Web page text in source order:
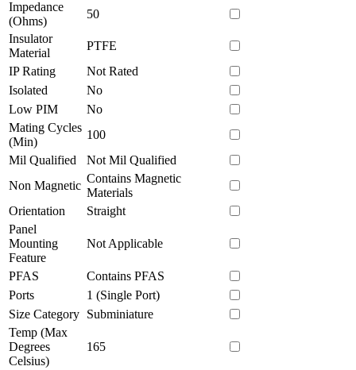
Impedance
(Ohms)
50
Insulator
Material
PTFE
IP Rating
Not Rated
Isolated
No
Low PIM
No
Mating Cycles
(Min)
100
Mil Qualified
Not Mil Qualified
Non Magnetic
Contains Magnetic
Materials
Orientation
Straight
Panel
Mounting
Feature
Not Applicable
PFAS
Contains PFAS
Ports
1 (Single Port)
Size Category Subminiature
Temp (Max
Degrees
Celsius)
165